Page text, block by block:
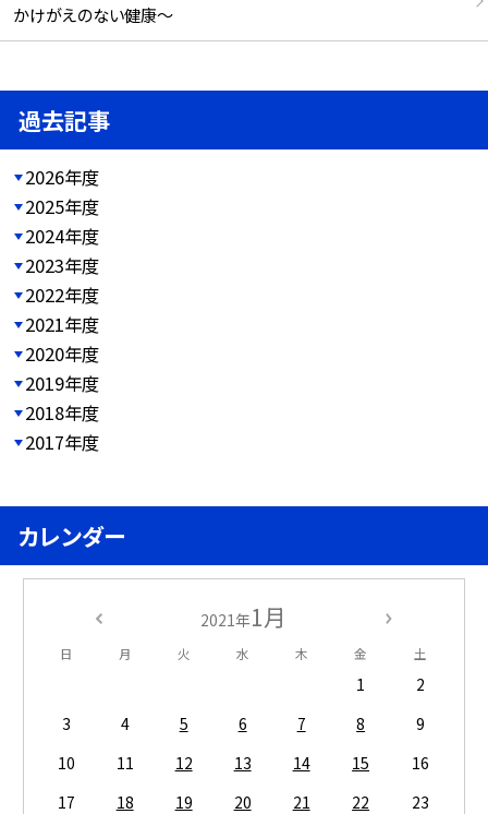
かけがえのない健康～
過去記事
2026年度
2025年度
2024年度
2023年度
2022年度
2021年度
2020年度
2019年度
2018年度
2017年度
カレンダー
2021年1月
日 月 火 水 木 金 土
1
2
3
4 5 6 7 8
9
10
11 12 13 14 15
16
17
18 19 20 21 22
23